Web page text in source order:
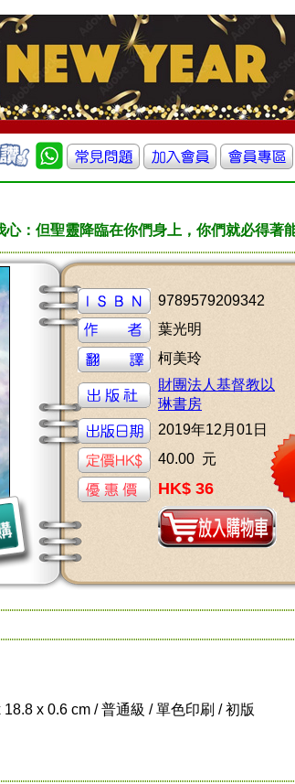
心：但聖靈降臨在你們身上，你們就必得著
9789579209342
葉光明
柯美玲
財團法人基督教以
琳書房
2019年12月01日
40.00 元
HK$ 36
x 0.6 cm / 普通級 / 單色印刷 / 初版